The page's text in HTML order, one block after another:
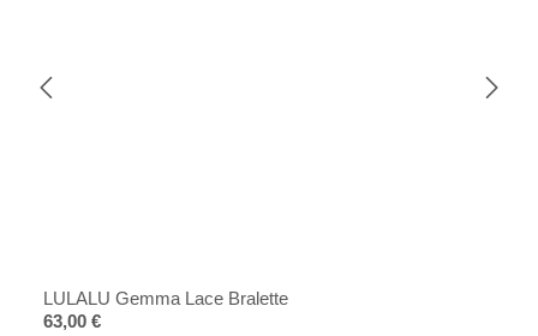
LULALU Gemma Lace Bralette
Regulärer Preis:
63,00 €